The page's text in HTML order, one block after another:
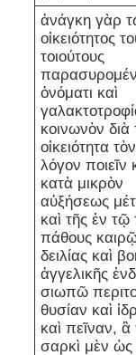
ἀνάγκη γὰρ
οἰκειότητος
τοιούτους
ὀνόματι καὶ
κοινωνὸν διὰ
οἰκειότητα
λόγον ποιεῖν
κατὰ μικρὸν
αὐξήσεως
καὶ τῆς ἐν τῷ
πάθους
δειλίας καὶ
ἀγγελικῆς
σιωπῶ
θυσίαν καὶ
καὶ πεῖναν, ἃ
σαρκὶ μὲν ὡς